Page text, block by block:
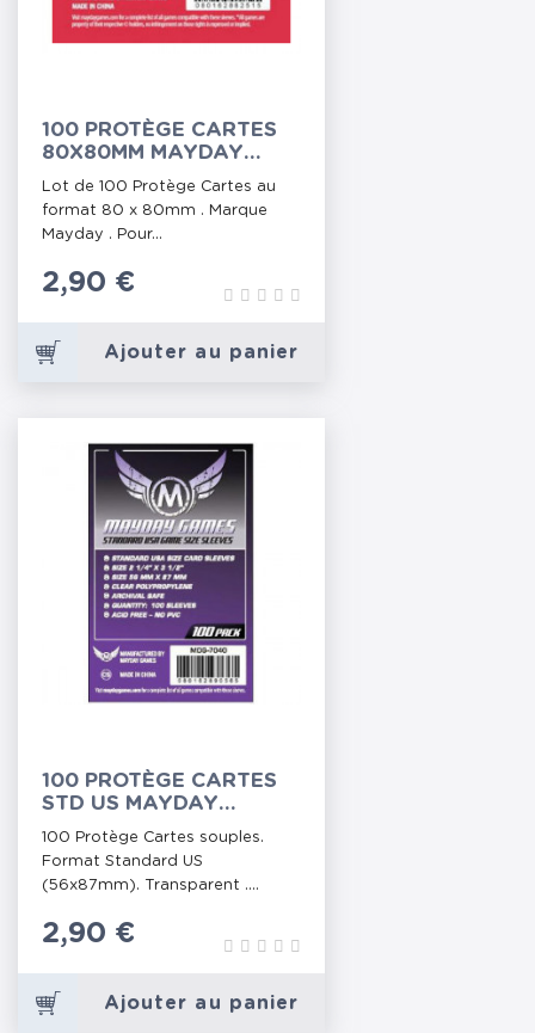
100 PROTÈGE CARTES
80X80MM MAYDAY
(MDG-7125)
Lot de 100 Protège Cartes au
format 80 x 80mm . Marque
Mayday . Pour...
Prix
2,90 €
Ajouter au panier
100 PROTÈGE CARTES
STD US MAYDAY
SOUPLE (MDG-7040)
100 Protège Cartes souples.
Format Standard US
(56x87mm). Transparent ....
Prix
2,90 €
Ajouter au panier